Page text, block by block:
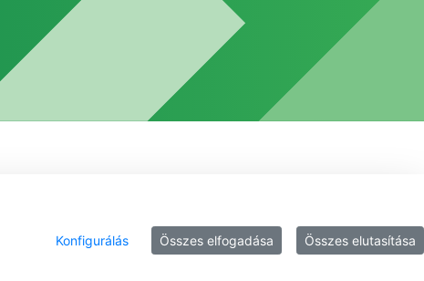
Konfigurálás Összes elfogadása Összes elutasítása